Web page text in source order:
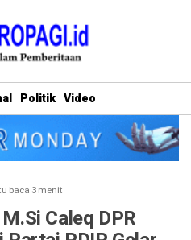
Politik Video
baca 3 menit
Caleq DPR